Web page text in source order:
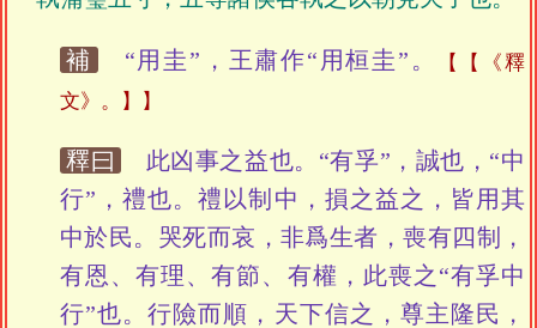
補 “用圭”，王肅作“用桓圭”。
【《釋
文》。】
釋曰
此凶事之益也。“有孚”，誠也，“中
行”，禮也。禮以制中，損之益之，皆用其
中於民。哭死而哀，非爲生者，喪有四制，
有恩、有理、有節、有權，此喪之“有孚中
行”也。行險而順，天下信之，尊主隆民，